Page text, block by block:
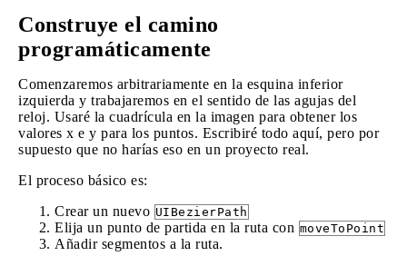
Construye el camino
programáticamente
Comenzaremos arbitrariamente en la esquina inferior
izquierda y trabajaremos en el sentido de las agujas del
reloj. Usaré la cuadrícula en la imagen para obtener los
valores x e y para los puntos. Escribiré todo aquí, pero por
supuesto que no harías eso en un proyecto real.
El proceso básico es:
Crear un nuevo UIBezierPath
Elija un punto de partida en la ruta con moveToPoint
Añadir segmentos a la ruta.